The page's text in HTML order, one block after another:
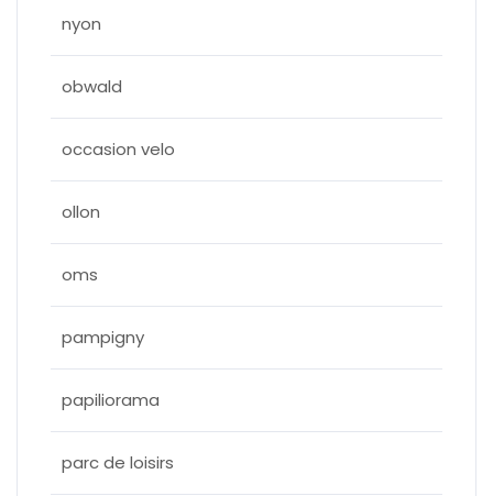
nyon
obwald
occasion velo
ollon
oms
pampigny
papiliorama
parc de loisirs